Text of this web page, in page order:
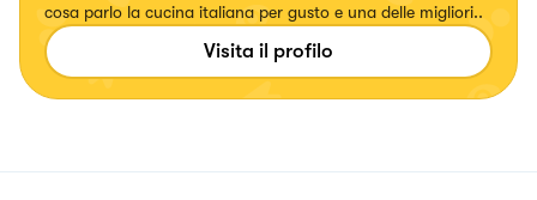
cosa parlo la cucina italiana per gusto e una delle migliori..
Visita il profilo